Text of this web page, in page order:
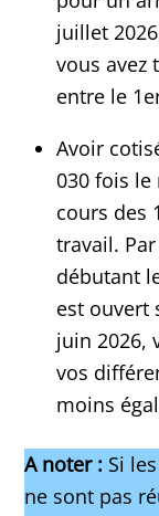
juillet
vous avez
entre le
Avoir
030 fois
cours des
travail.
débutant
est ouvert
juin 2026,
vos
moins
A noter : Si
ne sont pas